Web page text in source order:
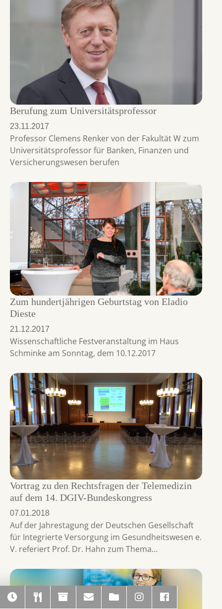
Berufung zum Universitätsprofessor
23.11.2017
Professor Clemens Renker von der Fakultät W zum
Universitätsprofessor für Banken, Finanzen und
Versicherungswesen berufen
Zum hundertjährigen Geburtstag von Eladio
Dieste
21.12.2017
Wissenschaftliche Festveranstaltung im Haus
Schminke am Sonntag, dem 10.12.2017
Vortrag zu den Rechtsfragen der Telemedizin
auf dem 14. DGIV-Bundeskongress
07.01.2018
Auf der Jahrestagung der Deutschen Gesellschaft
für Integrierte Versorgung im Gesundheitswesen e.
V. referiert Prof. Dr. Hahn zum Thema…